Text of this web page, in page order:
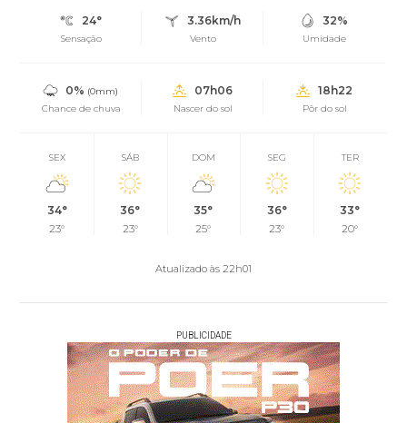
24°
Sensação
3.36km/h
Vento
32%
Umidade
0% (0mm)
Chance de chuva
07h06
Nascer do sol
18h22
Pôr do sol
SEX
34°
23°
SÁB
36°
23°
DOM
35°
25°
SEG
36°
23°
TER
33°
20°
Atualizado às 22h01
PUBLICIDADE